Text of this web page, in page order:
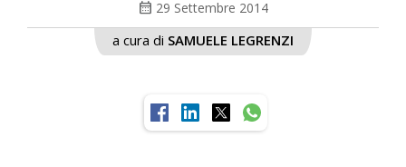
calendar_month 29 Settembre 2014
a cura di SAMUELE LEGRENZI